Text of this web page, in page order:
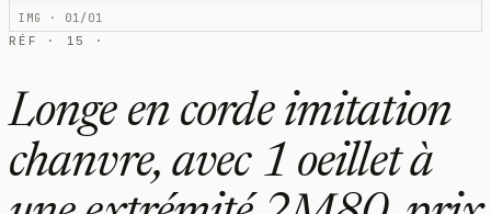
IMG · 01/01
RÉF · 15 ·
Longe en corde imitation
chanvre, avec 1 oeillet à